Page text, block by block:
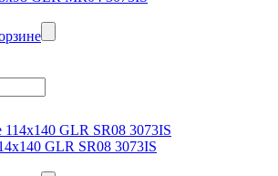
GLR SR08 3073IS